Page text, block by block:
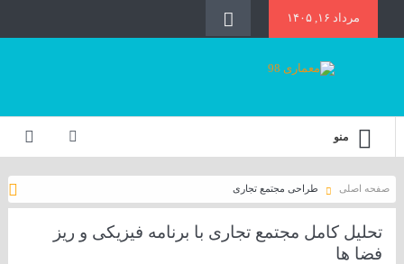
مرداد ۱۶, ۱۴۰۵
منو
صفحه اصلی طراحی مجتمع تجاری
تحلیل کامل مجتمع تجاری با برنامه فیزیکی و ریز
فضا ها